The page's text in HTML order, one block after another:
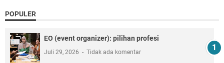
POPULER
EO (event organizer): pilihan profesi
Juli 29, 2026 Tidak ada komentar